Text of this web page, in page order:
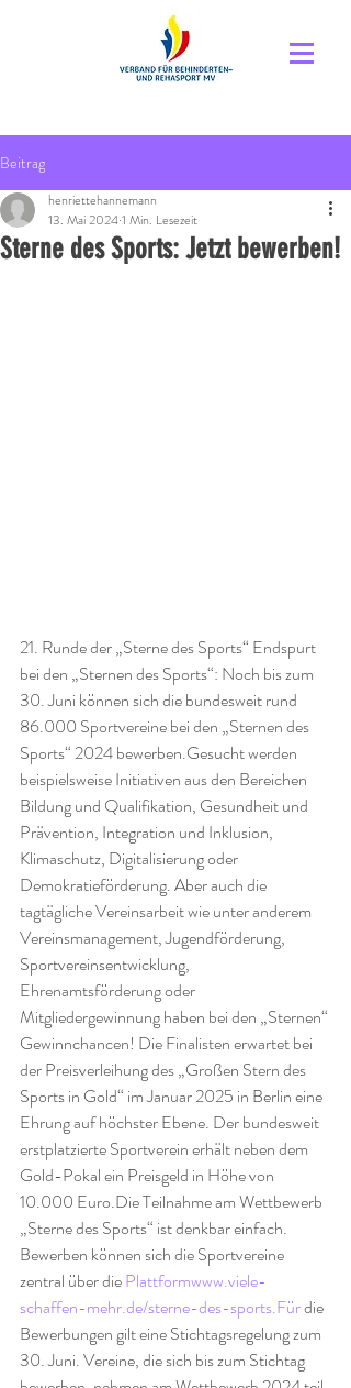
Beitrag
Sterne des Sports: Jetzt bewerben!
henriettehannemann
13. Mai 20241 Min. Lesezeit
21. Runde der „Sterne des Sports“ Endspurt
bei den „Sternen des Sports“: Noch bis zum
30. Juni können sich die bundesweit rund
86.000 Sportvereine bei den „Sternen des
Sports“ 2024 bewerben.Gesucht werden
beispielsweise Initiativen aus den Bereichen
Bildung und Qualifikation, Gesundheit und
Prävention, Integration und Inklusion,
Klimaschutz, Digitalisierung oder
Demokratieförderung. Aber auch die
tagtägliche Vereinsarbeit wie unter anderem
Vereinsmanagement, Jugendförderung,
Sportvereinsentwicklung,
Ehrenamtsförderung oder
Mitgliedergewinnung haben bei den „Sternen“
Gewinnchancen! Die Finalisten erwartet bei
der Preisverleihung des „Großen Stern des
Sports in Gold“ im Januar 2025 in Berlin eine
Ehrung auf höchster Ebene. Der bundesweit
erstplatzierte Sportverein erhält neben dem
Gold-Pokal ein Preisgeld in Höhe von
10.000 Euro.Die Teilnahme am Wettbewerb
„Sterne des Sports“ ist denkbar einfach.
Bewerben können sich die Sportvereine
zentral über die Plattformwww.viele-
schaffen-mehr.de/sterne-des-sports.Für die
Bewerbungen gilt eine Stichtagsregelung zum
30. Juni. Vereine, die sich bis zum Stichtag